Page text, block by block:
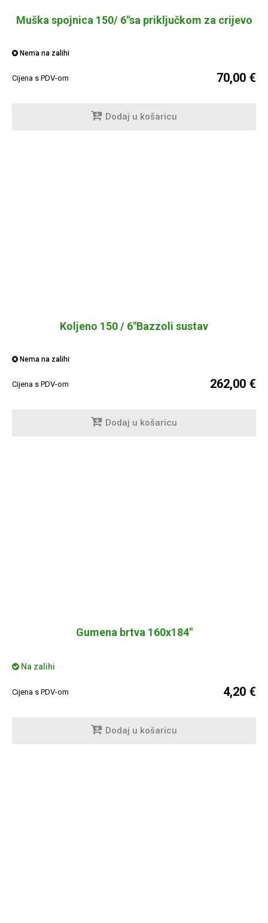
Muška spojnica 150/ 6"sa priključkom za crijevo
Nema na zalihi
Cijena s PDV-om 70,00 €
Dodaj u košaricu
Koljeno 150 / 6"Bazzoli sustav
Nema na zalihi
Cijena s PDV-om 262,00 €
Dodaj u košaricu
Gumena brtva 160x184"
Na zalihi
Cijena s PDV-om 4,20 €
Dodaj u košaricu